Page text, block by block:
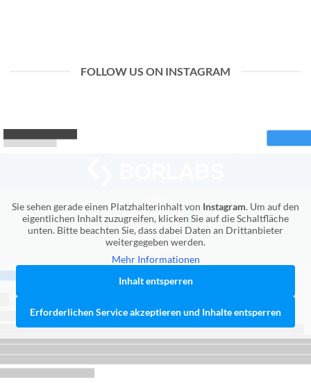
FOLLOW US ON INSTAGRAM
Sie sehen gerade einen Platzhalterinhalt von Instagram. Um auf den
eigentlichen Inhalt zuzugreifen, klicken Sie auf die Schaltfläche
unten. Bitte beachten Sie, dass dabei Daten an Drittanbieter
weitergegeben werden.
Mehr Informationen
Inhalt entsperren
Erforderlichen Service akzeptieren und Inhalte entsperren